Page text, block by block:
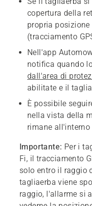
copertura della
propria
(tracciamento
Nell'app
notifica quando
dall'area di
abilitate e il
È possibile
nella vista della
rimane
Importante: Per i
Fi, il tracciamento
solo entro il raggio
tagliaerba viene
raggio, l'allarme si